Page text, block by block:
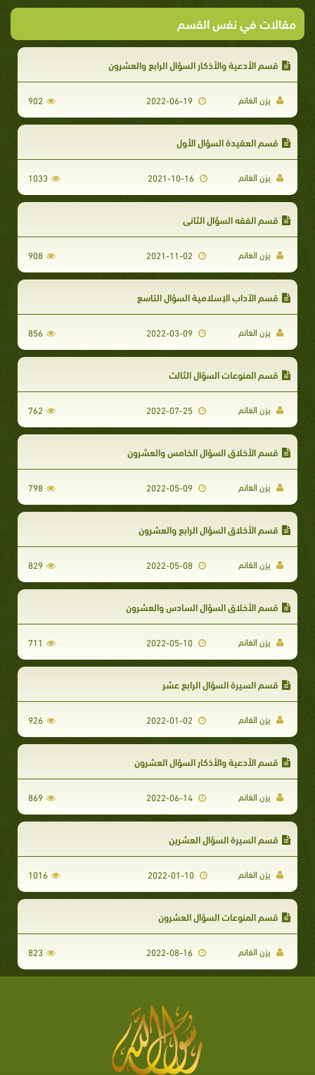
مقالات في نفس القسم
قسم الأدعية والأذكار السؤال الرابع والعشرون
يزن الغانم 2022-06-19
902
قسم العقيدة السؤال الأول
يزن الغانم 2021-10-16
1033
قسم الفقه السؤال الثاني
يزن الغانم 908
قسم الآداب الإسلامية السؤال التاسع
يزن الغانم 2022-03-09
856
قسم المنوعات السؤال الثالث
يزن الغانم 2022-07-25
762
قسم الأخلاق السؤال الخامس والعشرون
يزن الغانم 2022-05-09
798
قسم الأخلاق السؤال الرابع والعشرون
يزن الغانم 2022-05-08
829
قسم الأخلاق السؤال السادس والعشرون
يزن الغانم 2022-05-10
711
قسم السيرة السؤال الرابع عشر
يزن الغانم 926
قسم الأدعية والأذكار السؤال العشرون
يزن الغانم 2022-06-14
869
قسم السيرة السؤال العشرين
يزن الغانم 2022-01-10
1016
قسم المنوعات السؤال العشرون
يزن الغانم 2022-08-16
823